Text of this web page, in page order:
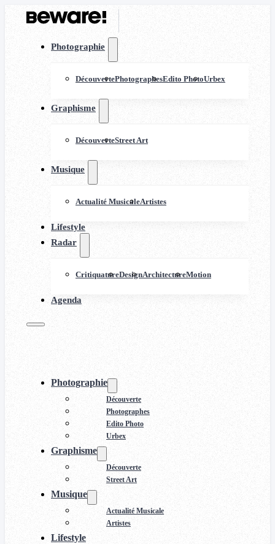
Photographie
DécouvertePhotographesEdito PhotoUrbex
Graphisme
DécouverteStreet Art
Musique
Actualité MusicaleArtistes
Lifestyle
Radar
CritiquatureDesignArchitectureMotion
Agenda
Photographie
Découverte
Photographes
Edito Photo
Urbex
Graphisme
Découverte
Street Art
Musique
Actualité Musicale
Artistes
Lifestyle